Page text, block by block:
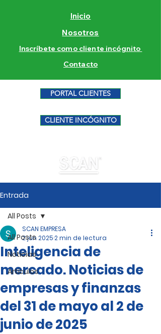
Inicio
Nosotros
Inscríbete como cliente incógnito
Contacto
PORTAL CLIENTES
CLIENTE INCÓGNITO
Entrada
All Posts
Noticias
Artículos
All Posts
Inteligencia de
mercado. Noticias de
empresas y finanzas
del 31 de mayo al 2 de
junio de 2025
SCAN EMPRESA
2 jun 20252 min de lectura